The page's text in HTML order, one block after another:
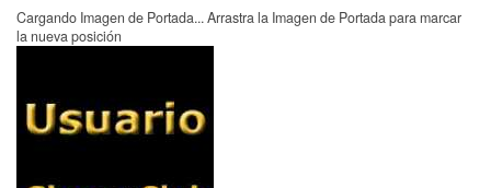
Cargando Imagen de Portada... Arrastra la Imagen de Portada para marcar
la nueva posición